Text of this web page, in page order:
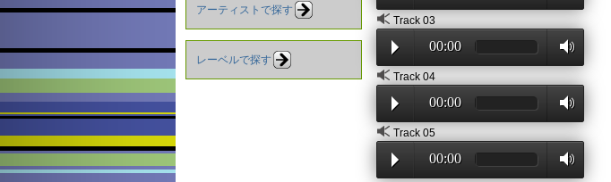
アーティストで探す
レーベルで探す
Track 03
00:00
Track 04
00:00
Track 05
00:00